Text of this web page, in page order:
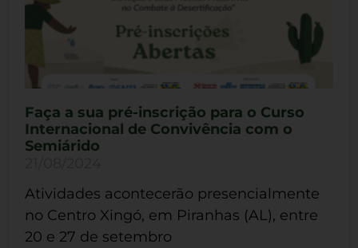
Faça a sua pré-inscrição para o Curso
Internacional de Convivência com o
Semiárido
Atividades acontecerão presencialmente
no Centro Xingó, em Piranhas (AL), entre
20 e 27 de setembro